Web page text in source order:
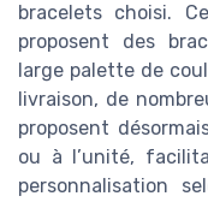
bracelets choisi.
proposent des
large palette de
livraison, de
proposent
ou à l’unité,
personnalisation